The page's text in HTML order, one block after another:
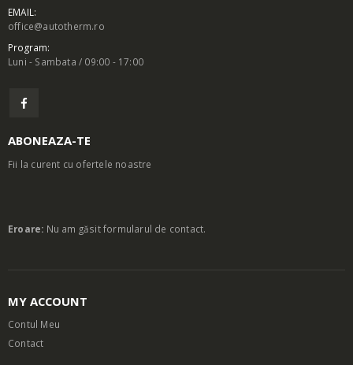
EMAIL:
office@autotherm.ro
Program:
Luni - Sambata / 09:00 - 17:00
ABONEAZA-TE
Fii la curent cu ofertele noastre
Eroare: Nu am găsit formularul de contact.
MY ACCOUNT
Contul Meu
Contact